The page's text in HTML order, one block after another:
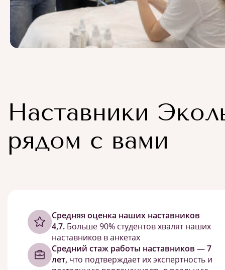
Наставники
рядом с вами
Cредняя оценка наших наставников
4,7. Больше 90% студентов хвалят наших
наставников в анкетах
Средний стаж работы наставников — 7
лет, что подтверждает их экспертность и